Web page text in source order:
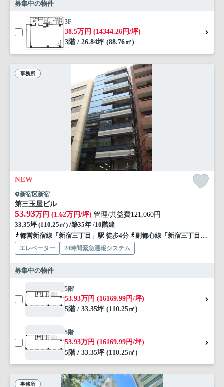
募集中の物件
3F
38.5万円 (14344.26円/坪)
3階 / 26.84坪 (88.76㎡)
事務所
NEW
新宿区新宿
第三玉屋ビル
53.93万円 (1.62万円/坪) 管理/共益費121,060円
33.35坪 (110.25㎡) /築35年 /10階建
都営新宿線「新宿三丁目」駅 徒歩4分
副都心線「新宿三丁目」駅 徒歩4分
エレベーター 24時間緊急通報システム
募集中の物件
5階
53.93万円 (16169.99円/坪)
5階 / 33.35坪 (110.25㎡)
5階
53.93万円 (16169.99円/坪)
5階 / 33.35坪 (110.25㎡)
事務所